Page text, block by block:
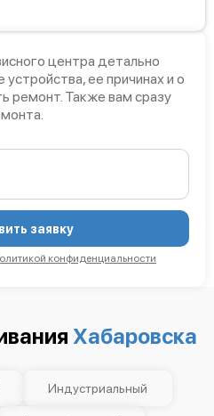
центра детально
ее причинах и о
ремонт. Также вам сразу
заявку
конфиденциальности
Хабаровска
Индустриальный